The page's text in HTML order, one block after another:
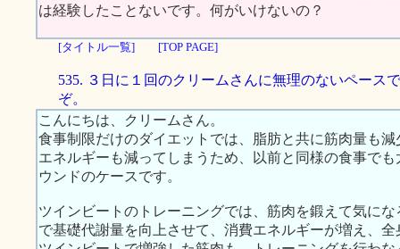
は経験したことないです。何がいけないの？
[タイトル一覧] [TOP PAGE]
535. ３日に１回のクリームさんに無理のないペース
ぞ。
こんにちは、クリームさん。
食事制限だけのダイエットでは、脂肪と共に筋肉量も
エネルギーも減ってしまうため、以前と同様の食事で
ウンドのケースです。
ツインビートのトレーニングでは、筋肉を鍛えて気に
で基礎代謝量を向上させて、消費エネルギーが増え、